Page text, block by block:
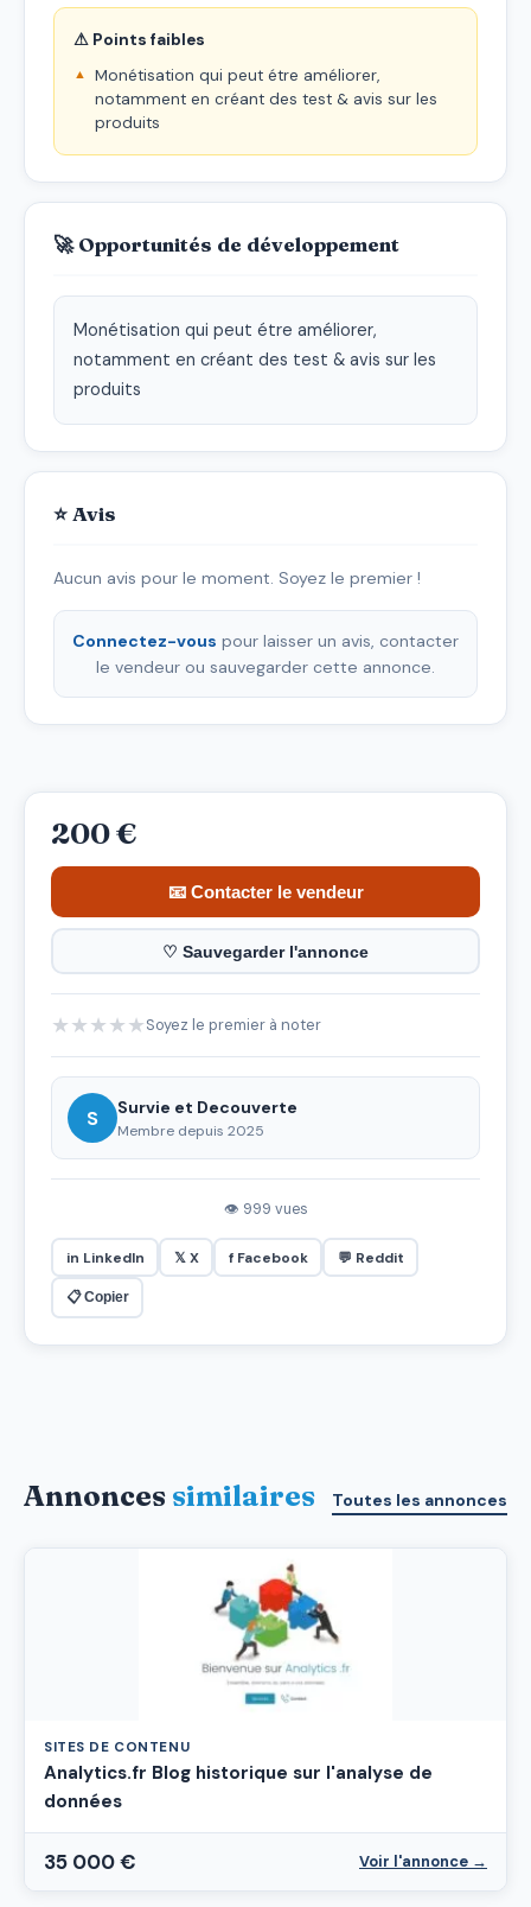
⚠ Points faibles
Monétisation qui peut étre améliorer,
notamment en créant des test & avis sur les
produits
🚀 Opportunités de développement
Monétisation qui peut étre améliorer,
notamment en créant des test & avis sur les
produits
⭐ Avis
Aucun avis pour le moment. Soyez le premier !
Connectez-vous pour laisser un avis, contacter
le vendeur ou sauvegarder cette annonce.
200 €
📧 Contacter le vendeur
♡ Sauvegarder l'annonce
★★★★★Soyez le premier à noter
S Survie et Decouverte
Membre depuis 2025
👁 999 vues
in LinkedIn 𝕏 X f Facebook 💬 Reddit
📋 Copier
Annonces similaires Toutes les annonces
SITES DE CONTENU
Analytics.fr Blog historique sur l'analyse de
données
35 000 € Voir l'annonce →